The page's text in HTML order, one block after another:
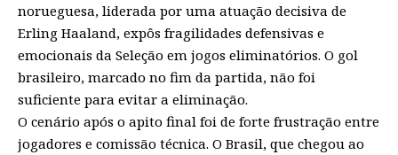
norueguesa, liderada por uma atuação decisiva de
Erling Haaland, expôs fragilidades defensivas e
emocionais da Seleção em jogos eliminatórios. O gol
brasileiro, marcado no fim da partida, não foi
suficiente para evitar a eliminação.
O cenário após o apito final foi de forte frustração entre
jogadores e comissão técnica. O Brasil, que chegou ao